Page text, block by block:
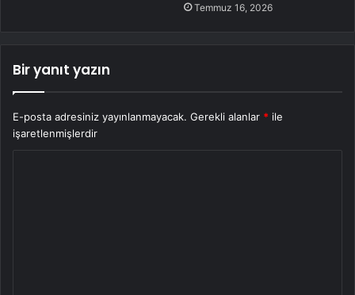
Temmuz 16, 2026
Bir yanıt yazın
E-posta adresiniz yayınlanmayacak. Gerekli alanlar * ile
işaretlenmişlerdir